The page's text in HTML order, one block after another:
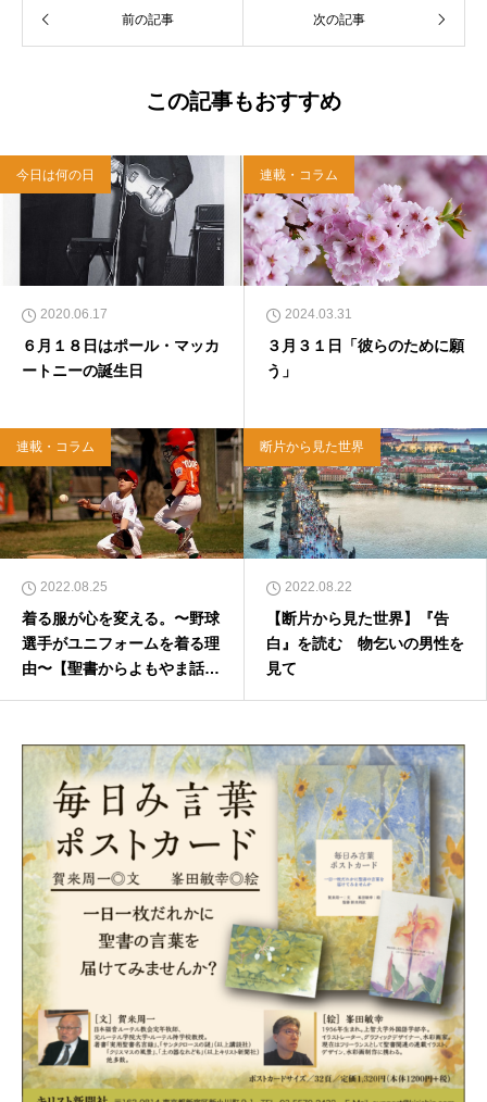
「上馬キリスト教会（@kamiumach）」の運営
を行う「まじめ担当」。 著書に『聖書を読んだ
西洋哲学超入門〜』（日本実業出版）、『人生
イヤモンド社）、『世界一ゆるい聖書入門』、
『世界一ゆるい聖書教室』（「ふざけ担当」LE
ONとの共著、講談社）などがある。新著<a hr
ef="https://amzn.to/376F9aC">『ふっと心がラ
クになる 眠れぬ夜の聖書のことば』（大和書
房）</a>２０２２年３月１５日発売。
前の記事 次の記事
この記事もおすすめ
今日は何の日
2020.06.17
６月１８日はポール・マッカ
ートニーの誕生日
連載・コラム
2024.03.31
３月３１日「彼らのために願
う」
連載・コラム
2022.08.25
着る服が心を変える。〜野球
選手がユニフォームを着る理
由〜【聖書からよもやま話２
断片から見た世界
2022.08.22
【断片から見た世界】『告
白』を読む 物乞いの男性を
見て